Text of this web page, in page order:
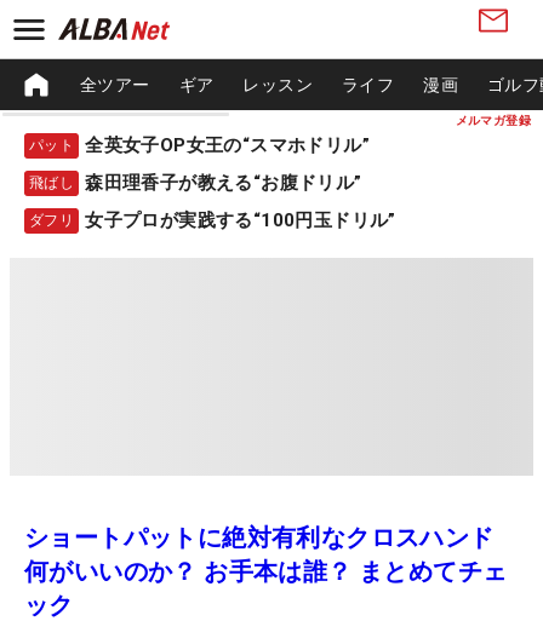
メルマガ登録
全ツアー ギア レッスン ライフ 漫画 ゴル
パット 全英女子OP女王の“スマホドリル”
飛ばし 森田理香子が教える“お腹ドリル”
ダフリ 女子プロが実践する“100円玉ドリル”
ショートパットに絶対有利なクロスハンド
何がいいのか？ お手本は誰？ まとめてチェ
ック